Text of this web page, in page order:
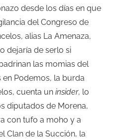
desde los días en que
del Congreso de
alias La Amenaza,
dejaría de serlo si
las momias del
Podemos, la burda
cuenta un insider, lo
diputados de Morena,
con tufo a moho y a
Clan de la Succión, la